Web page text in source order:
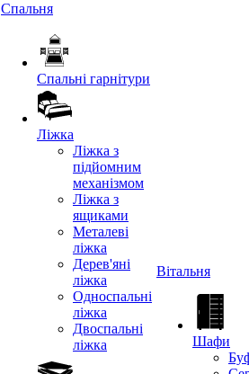
Спальня
Спальні гарнітури
Ліжка
Ліжка з
підйомним
механізмом
Ліжка з
ящиками
Металеві
ліжка
Дерев'яні
ліжка
Односпальні
ліжка
Двоспальні
ліжка
Вітальня
Шафи